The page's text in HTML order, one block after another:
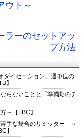
ウト～
ーのセットアッ
プ方法
ダイゼーション、週単位の
】
らないことと「準備期のチ
～【BBC】
苦手な場合のリミッター ～
】